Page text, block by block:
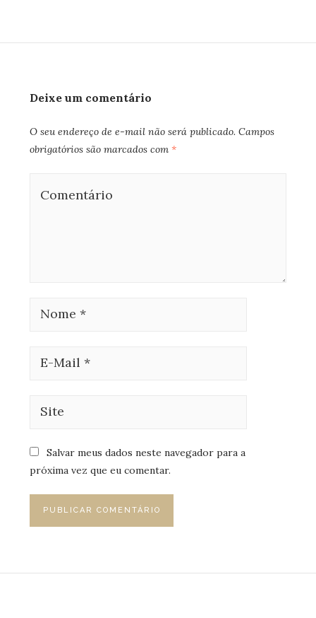
Deixe um comentário
O seu endereço de e-mail não será publicado. Campos
obrigatórios são marcados com *
Salvar meus dados neste navegador para a
próxima vez que eu comentar.